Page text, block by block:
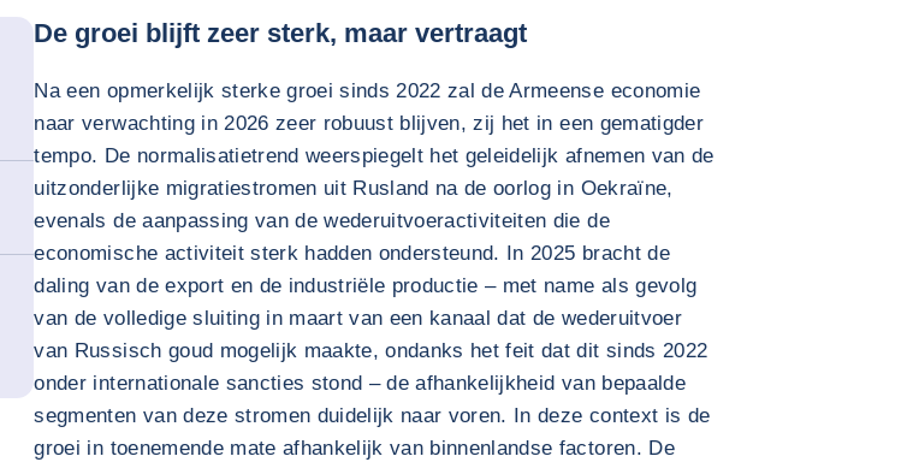
De groei blijft zeer sterk, maar vertraagt
Na een opmerkelijk sterke groei sinds 2022 zal de Armeense economie
naar verwachting in 2026 zeer robuust blijven, zij het in een gematigder
tempo. De normalisatietrend weerspiegelt het geleidelijk afnemen van de
uitzonderlijke migratiestromen uit Rusland na de oorlog in Oekraïne,
evenals de aanpassing van de wederuitvoeractiviteiten die de
economische activiteit sterk hadden ondersteund. In 2025 bracht de
daling van de export en de industriële productie – met name als gevolg
van de volledige sluiting in maart van een kanaal dat de wederuitvoer
van Russisch goud mogelijk maakte, ondanks het feit dat dit sinds 2022
onder internationale sancties stond – de afhankelijkheid van bepaalde
segmenten van deze stromen duidelijk naar voren. In deze context is de
groei in toenemende mate afhankelijk van binnenlandse factoren. De